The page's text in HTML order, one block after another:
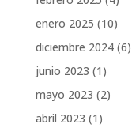
enero 2025 (10)
diciembre 2024(6)
junio 2023 (1)
mayo 2023 (2)
abril 2023 (1)